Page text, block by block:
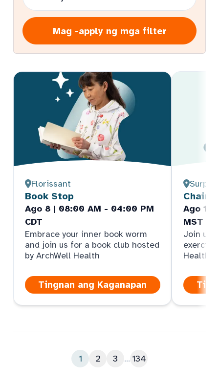
Mag -apply ng mga filter
Florissant
Book Stop
Ago 8 | 08:00 AM - 04:00 PM
CDT
Embrace your inner book worm
and join us for a book club hosted
by ArchWell Health
Tingnan ang Kaganapan
Chair
Ago 10
MST
Join us
Health
1 2 3 ... 134